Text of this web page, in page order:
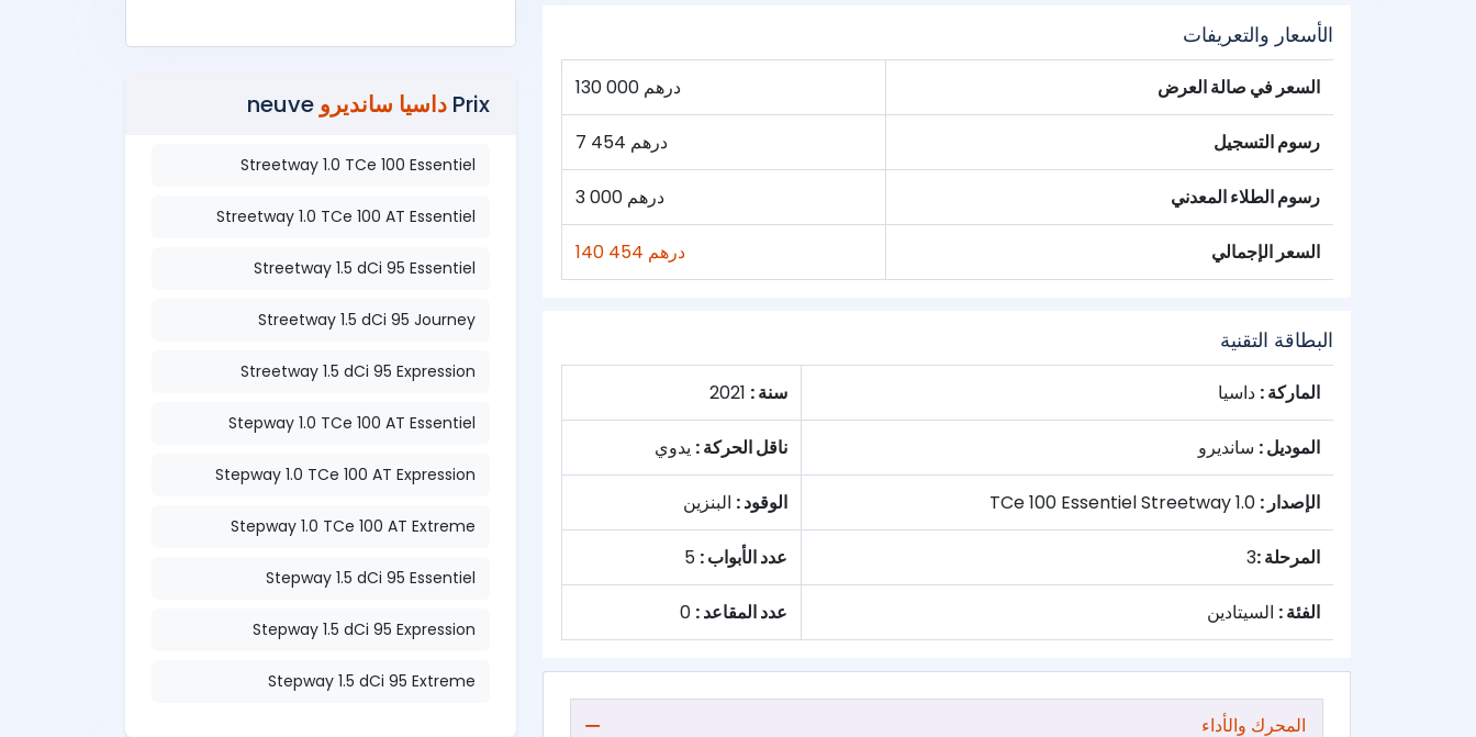
الأسعار والتعريفات
السعر في صالة العرض 130 000 درهم
رسوم التسجيل 7 454 درهم
رسوم الطلاء المعدني 3 000 درهم
السعر الإجمالي 140 454 درهم
البطاقة التقنية
الماركة : داسيا سنة :
الموديل : سانديرو ناقل الحركة : يدوي
الإصدار : الوقود : البنزين
المرحلة :3 عدد الأبواب :
الفئة : السيتادين عدد المقاعد :
المحرك والأداء
Prix داسيا سانديرو
Streetway 1.0 TCe 100 Essentiel
Streetway 1.0 TCe 100 AT Essentiel
Streetway 1.5 dCi 95 Essentiel
Streetway 1.5 dCi 95 Journey
Streetway 1.5 dCi 95 Expression
Stepway 1.0 TCe 100 AT Essentiel
Stepway 1.0 TCe 100 AT Expression
Stepway 1.0 TCe 100 AT Extreme
Stepway 1.5 dCi 95 Essentiel
Stepway 1.5 dCi 95 Expression
Stepway 1.5 dCi 95 Extreme